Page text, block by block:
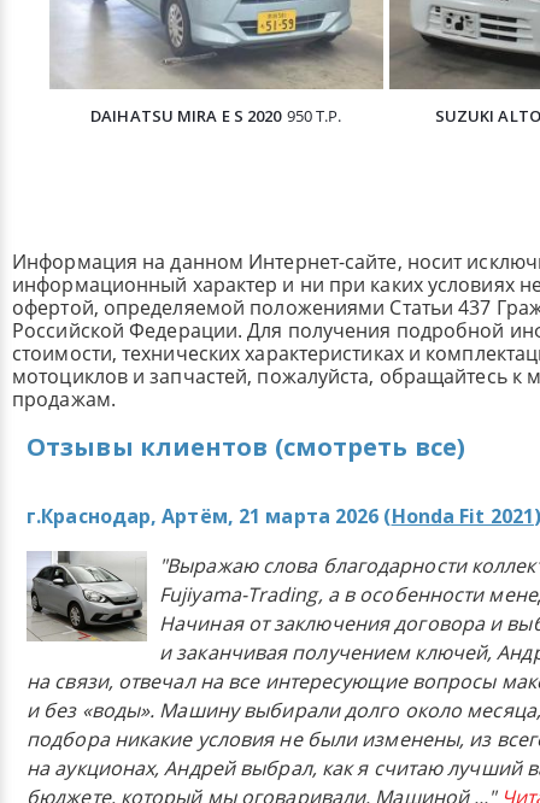
DAIHATSU MIRA E S 2020 950 Т.Р. SUZUKI
Информация на данном Интернет-сайте, носит
информационный характер и ни при каких условиях
офертой, определяемой положениями Статьи 437
Российской Федерации. Для получения подробной
стоимости, технических характеристиках и
мотоциклов и запчастей, пожалуйста, обращайтесь к
продажам.
Отзывы клиентов (смотреть все)
г.Краснодар, Артём, 21 марта 2026 (Honda Fit 2021
"Выражаю слова благодарности
Fujiyama-Trading, а в особенности
Начиная от заключения договора и
и заканчивая получением ключей,
на связи, отвечал на все интересующие вопросы
и без «воды». Машину выбирали долго около
подбора никакие условия не были изменены, из
на аукционах, Андрей выбрал, как я считаю лучший
бюджете, который мы оговаривали. Машиной..."